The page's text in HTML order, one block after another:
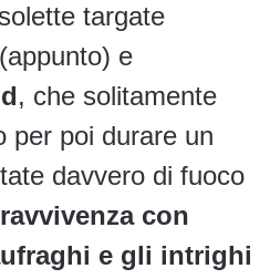
targate
e
, che solitamente
per poi durare un
davvero di fuoco
con
e gli intrighi